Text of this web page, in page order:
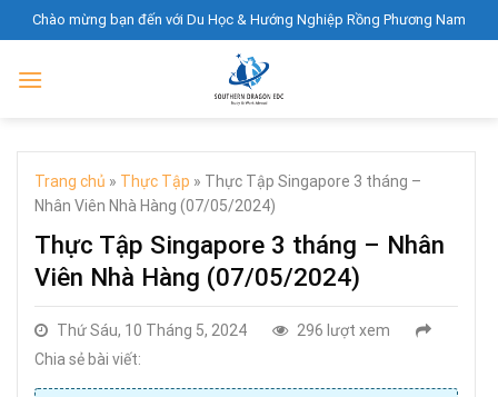
to
content
Chào mừng bạn đến với Du Học & Hướng Nghiệp Rồng Phương Nam
Trang chủ » Thực Tập » Thực Tập Singapore 3 tháng –
Nhân Viên Nhà Hàng (07/05/2024)
Thực Tập Singapore 3 tháng – Nhân
Viên Nhà Hàng (07/05/2024)
Thứ Sáu, 10 Tháng 5, 2024
296 lượt xem
Chia sẻ bài viết: